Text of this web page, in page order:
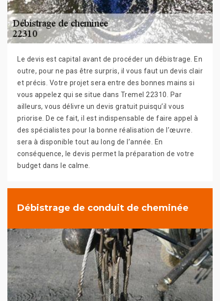
Le devis est capital avant de procéder un débistrage. En
outre, pour ne pas être surpris, il vous faut un devis clair
et précis. Votre projet sera entre des bonnes mains si
vous appelez qui se situe dans Tremel 22310. Par
ailleurs, vous délivre un devis gratuit puisqu’il vous
priorise. De ce fait, il est indispensable de faire appel à
des spécialistes pour la bonne réalisation de l’œuvre.
sera à disponible tout au long de l’année. En
conséquence, le devis permet la préparation de votre
budget dans le calme.
Débistrage de conduit de cheminée